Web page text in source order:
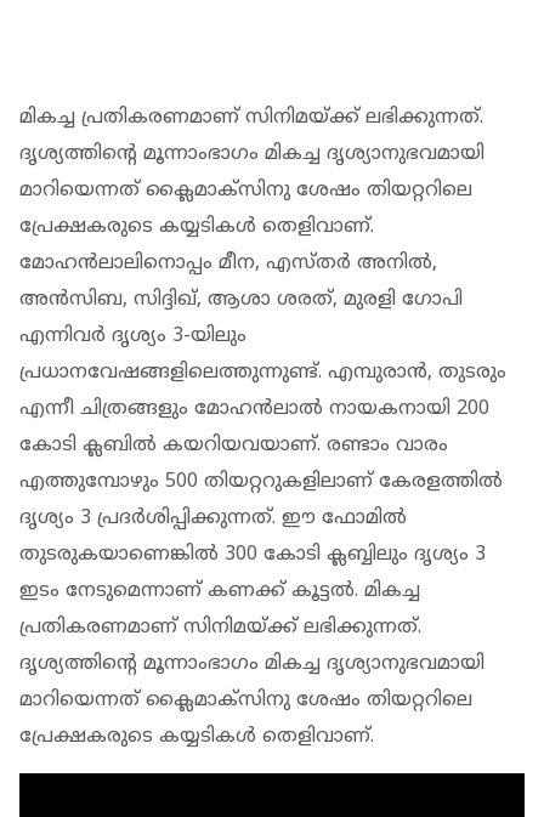
മികച്ച പ്രതികരണമാണ് സിനിമയ്ക്ക് ലഭിക്കുന്നത്.
ദൃശ്യത്തിന്റെ മൂന്നാംഭാഗം മികച്ച ദൃശ്യാനുഭവമായി
മാറിയെന്നത് ക്ലൈമാക്സിനു ശേഷം തിയറ്ററിലെ
പ്രേക്ഷകരുടെ കയ്യടികൾ തെളിവാണ്.
മോഹന്‍ലാലിനൊപ്പം മീന, എസ്തര്‍ അനില്‍,
അന്‍സിബ, സിദ്ദിഖ്, ആശാ ശരത്, മുരളി ഗോപി
എന്നിവര്‍ ദൃശ്യം 3-യിലും
പ്രധാനവേഷങ്ങളിലെത്തുന്നുണ്ട്. എമ്പുരാൻ, തുടരും
എന്നീ ചിത്രങ്ങളും മോഹൻലാല്‍ നായകനായി 200
കോടി ക്ലബില്‍ കയറിയവയാണ്. രണ്ടാം വാരം
എത്തുമ്പോഴും 500 തിയറ്ററുകളിലാണ് കേരളത്തില്‍
ദൃശ്യം 3 പ്രദര്‍ശിപ്പിക്കുന്നത്. ഈ ഫോമിൽ
തുടരുകയാണെങ്കിൽ 300 കോടി ക്ലബ്ബിലും ദൃശ്യം 3
ഇടം നേടുമെന്നാണ് കണക്ക് കൂട്ടൽ. മികച്ച
പ്രതികരണമാണ് സിനിമയ്ക്ക് ലഭിക്കുന്നത്.
ദൃശ്യത്തിന്റെ മൂന്നാംഭാഗം മികച്ച ദൃശ്യാനുഭവമായി
മാറിയെന്നത് ക്ലൈമാക്സിനു ശേഷം തിയറ്ററിലെ
പ്രേക്ഷകരുടെ കയ്യടികൾ തെളിവാണ്.